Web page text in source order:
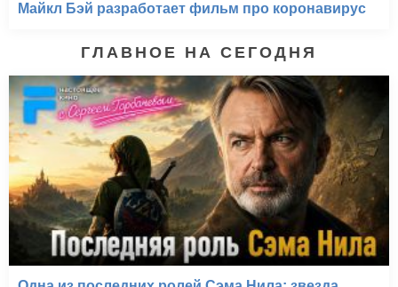
Майкл Бэй разработает фильм про коронавирус
ГЛАВНОЕ НА СЕГОДНЯ